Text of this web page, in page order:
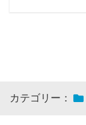
カテゴリー：